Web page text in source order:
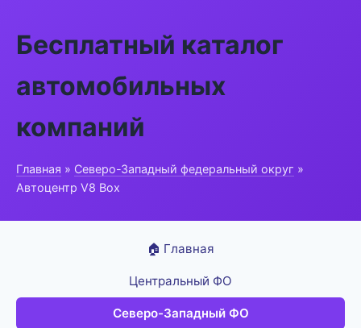
Бесплатный каталог
автомобильных
компаний
Главная » Северо-Западный федеральный округ »
Автоцентр V8 Box
🏠 Главная
Центральный ФО
Северо-Западный ФО